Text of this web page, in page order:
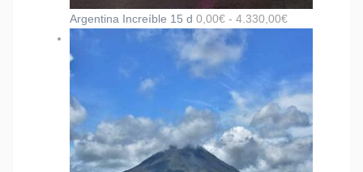
Argentina Increíble 15 d 0,00€ - 4.330,00€